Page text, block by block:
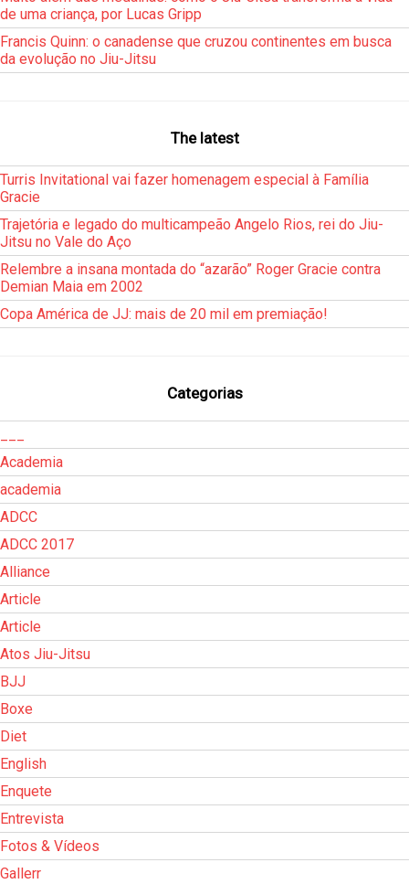
de uma criança, por Lucas Gripp
Francis Quinn: o canadense que cruzou continentes em busca
da evolução no Jiu-Jitsu
The latest
Turris Invitational vai fazer homenagem especial à Família
Gracie
Trajetória e legado do multicampeão Angelo Rios, rei do Jiu-
Jitsu no Vale do Aço
Relembre a insana montada do “azarão” Roger Gracie contra
Demian Maia em 2002
Copa América de JJ: mais de 20 mil em premiação!
Categorias
Academia
academia
ADCC
ADCC 2017
Alliance
Article
Article
Atos Jiu-Jitsu
BJJ
Boxe
Diet
English
Enquete
Entrevista
Fotos & Vídeos
Gallerr